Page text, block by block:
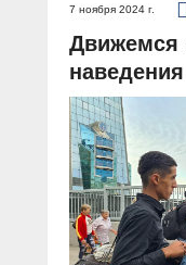
7 ноября 2024 г.
Движемся